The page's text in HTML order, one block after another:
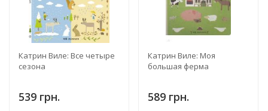
Катрин Виле: Все четыре
сезона
539 грн.
Катрин Виле: Моя
большая ферма
589 грн.